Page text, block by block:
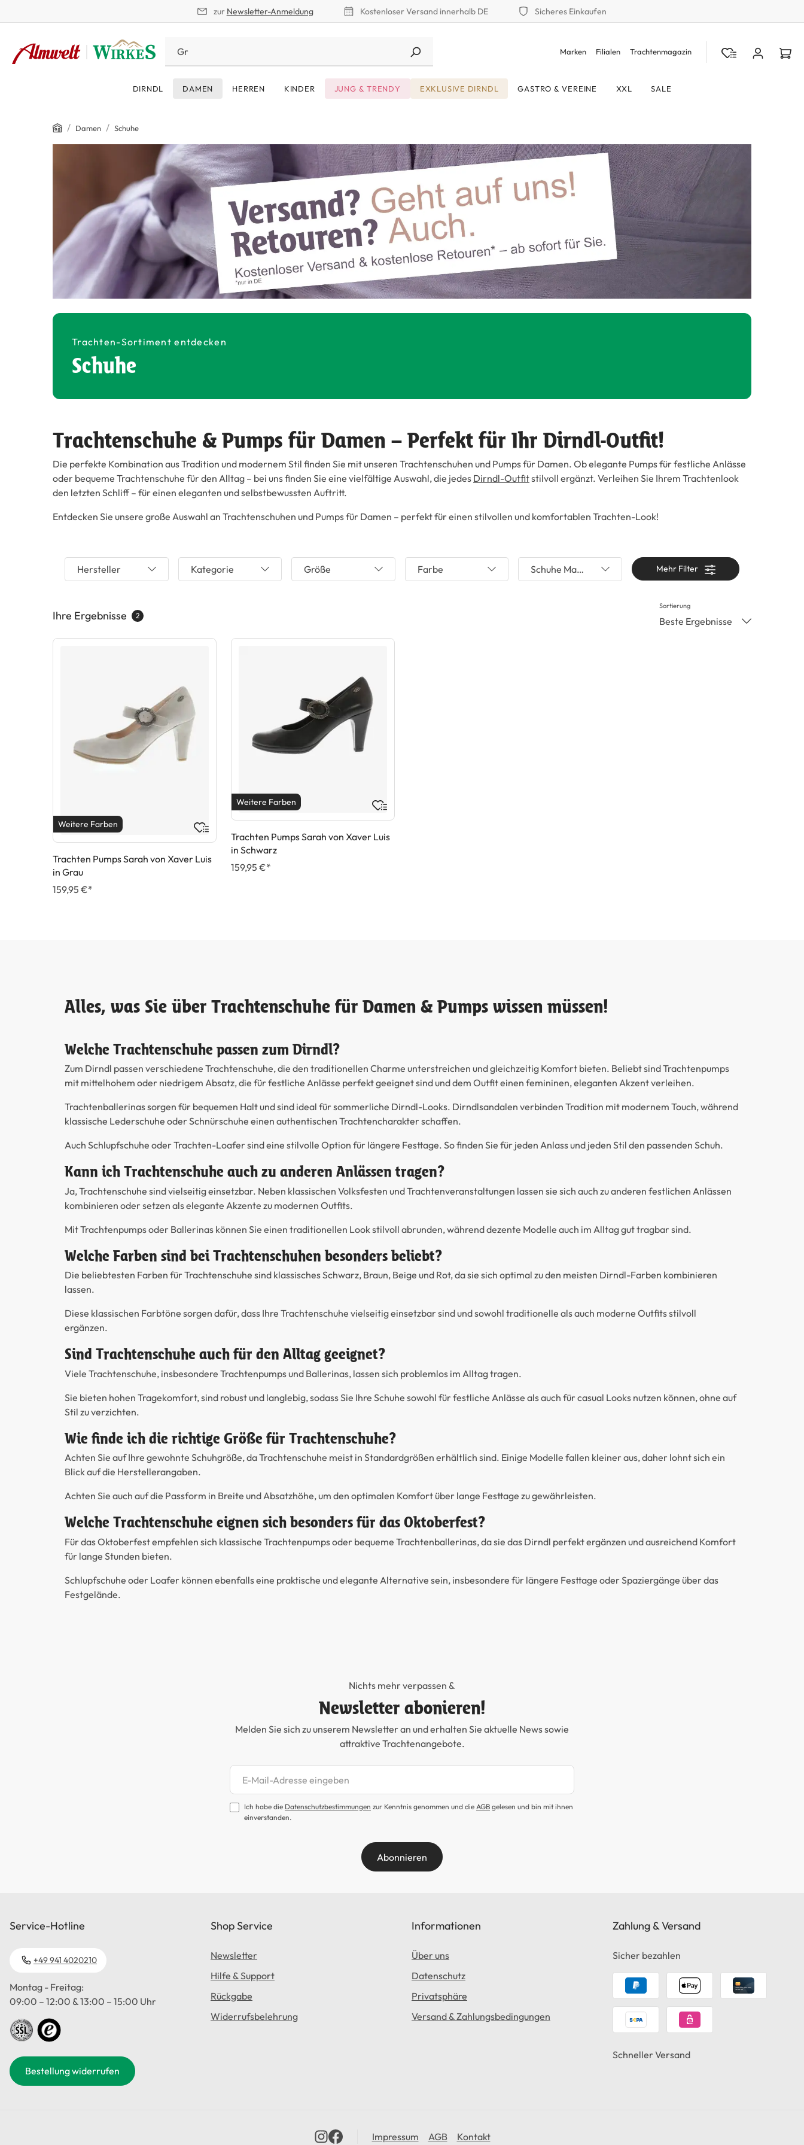
zur Newsletter-Anmeldung Kostenloser Versand innerhalb DE Sicheres Einkaufen
Marken Filialen Trachtenmagazin
DIRNDL DAMEN HERREN KINDER JUNG & TRENDY EXKLUSIVE DIRNDL GASTRO & VEREINE XXL SALE
Home
/ Damen / Schuhe
Trachten-Sortiment entdecken
Schuhe
Trachtenschuhe & Pumps für Damen – Perfekt für Ihr Dirndl-Outfit!
Die perfekte Kombination aus Tradition und modernem Stil finden Sie mit unseren Trachtenschuhen und Pumps für Damen. Ob elegante Pumps für festliche Anlässe
oder bequeme Trachtenschuhe für den Alltag – bei uns finden Sie eine vielfältige Auswahl, die jedes Dirndl-Outfitstilvoll ergänzt. Verleihen Sie Ihrem Trachtenlook
den letzten Schliff – für einen eleganten und selbstbewussten Auftritt.
Entdecken Sie unsere große Auswahl an Trachtenschuhen und Pumps für Damen – perfekt für einen stilvollen und komfortablen Trachten-Look!
Hersteller Kategorie Größe Farbe Schuhe Material Mehr Filter
Ihre Ergebnisse 2
Sortierung
Beste Ergebnisse
Weitere Farben
Trachten Pumps Sarah von Xaver Luis
in Grau
159,95 €*
Weitere Farben
Trachten Pumps Sarah von Xaver Luis
in Schwarz
159,95 €*
Alles, was Sie über Trachtenschuhe für Damen & Pumps wissen müssen!
Welche Trachtenschuhe passen zum Dirndl?
Zum Dirndl passen verschiedene Trachtenschuhe, die den traditionellen Charme unterstreichen und gleichzeitig Komfort bieten. Beliebt sind Trachtenpumps
mit mittelhohem oder niedrigem Absatz, die für festliche Anlässe perfekt geeignet sind und dem Outfit einen femininen, eleganten Akzent verleihen.
Trachtenballerinassorgen für bequemen Halt und sind ideal für sommerliche Dirndl-Looks. Dirndlsandalen verbinden Tradition mit modernem Touch, während
klassische Lederschuhe oderSchnürschuhe einen authentischen Trachtencharakter schaffen.
Auch Schlupfschuhe oderTrachten-Loafersind eine stilvolle Option für längere Festtage. So finden Sie für jeden Anlass und jeden Stil den passenden Schuh.
Kann ich Trachtenschuhe auch zu anderen Anlässen tragen?
Ja, Trachtenschuhe sind vielseitig einsetzbar. Neben klassischen Volksfesten und Trachtenveranstaltungen lassen sie sich auch zu anderen festlichen Anlässen
kombinieren oder setzen als elegante Akzente zu modernen Outfits.
Mit Trachtenpumps oder Ballerinas können Sie einen traditionellen Look stilvoll abrunden, während dezente Modelle auch im Alltag gut tragbar sind.
Welche Farben sind bei Trachtenschuhen besonders beliebt?
Die beliebtesten Farben für Trachtenschuhe sind klassisches Schwarz, Braun, Beige und Rot, da sie sich optimal zu den meisten Dirndl-Farben kombinieren
lassen.
Diese klassischen Farbtöne sorgen dafür, dass Ihre Trachtenschuhe vielseitig einsetzbar sind und sowohl traditionelle als auch moderne Outfits stilvoll
ergänzen.
Sind Trachtenschuhe auch für den Alltag geeignet?
Viele Trachtenschuhe, insbesondere Trachtenpumps und Ballerinas, lassen sich problemlos im Alltag tragen.
Sie bieten hohen Tragekomfort, sind robust und langlebig, sodass Sie Ihre Schuhe sowohl für festliche Anlässe als auch für casual Looks nutzen können, ohne auf
Stil zu verzichten.
Wie finde ich die richtige Größe für Trachtenschuhe?
Achten Sie auf Ihre gewohnte Schuhgröße, da Trachtenschuhe meist in Standardgrößen erhältlich sind. Einige Modelle fallen kleiner aus, daher lohnt sich ein
Blick auf die Herstellerangaben.
Achten Sie auch auf die Passform in Breite und Absatzhöhe, um den optimalen Komfort über lange Festtage zu gewährleisten.
Welche Trachtenschuhe eignen sich besonders für das Oktoberfest?
Für das Oktoberfest empfehlen sich klassische Trachtenpumps oder bequeme Trachtenballerinas, da sie das Dirndl perfekt ergänzen und ausreichend Komfort
für lange Stunden bieten.
Schlupfschuhe oder Loafer können ebenfalls eine praktische und elegante Alternative sein, insbesondere für längere Festtage oder Spaziergänge über das
Festgelände.
Nichts mehr verpassen &
Newsletter abonieren!
Melden Sie sich zu unserem Newsletter an und erhalten Sie aktuelle News sowie
attraktive Trachtenangebote.
Newsletter abonnieren
Ich habe die Datenschutzbestimmungen zur Kenntnis genommen und die AGB gelesen und bin mit ihnen
einverstanden.
Abonnieren
Service-Hotline
+49 941 4020210
Montag - Freitag:
09:00 – 12:00 & 13:00 – 15:00 Uhr
Bestellung widerrufen
Shop Service
Newsletter
Hilfe & Support
Rückgabe
Widerrufsbelehrung
Informationen
Über uns
Datenschutz
Privatsphäre
Versand & Zahlungsbedingungen
Zahlung & Versand
Sicher bezahlen
Schneller Versand
Impressum AGB Kontakt